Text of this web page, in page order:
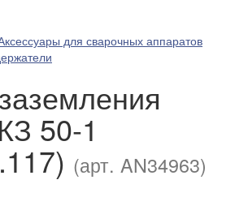
для сварочных аппаратов
50-1
(арт. AN34963)